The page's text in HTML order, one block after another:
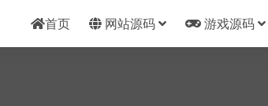
首页 网站源码 游戏源码